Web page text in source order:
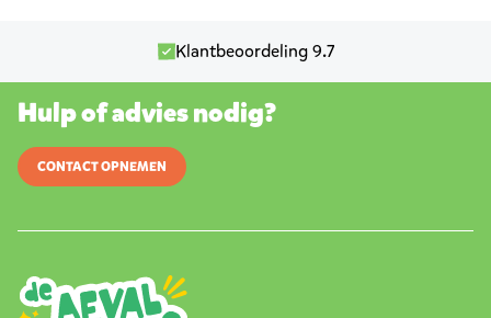
Klantbeoordeling 9.7
Hulp of advies nodig?
CONTACT OPNEMEN